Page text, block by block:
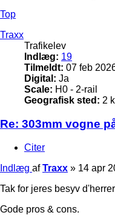
Top
Traxx
Trafikelev
Indlæg: 19
Tilmeldt: 07 feb
Digital: Ja
Scale: H0 - 2-rail
Geografisk sted: 2
Re: 303mm vogne
Citer
Indlæg afTraxx » 14 apr
Tak for jeres besyv
Gode pros & cons.